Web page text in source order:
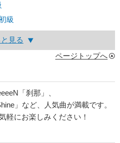
級
見る
ページトップへ
「刹那」、
」など、人気曲が満載です。
軽にお楽しみください！